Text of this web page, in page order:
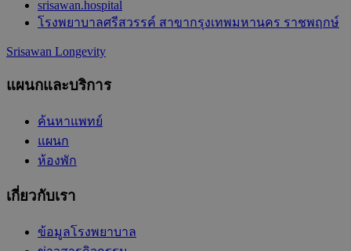
srisawan.hospital
โรงพยาบาลศรีสวรรค์ สาขากรุงเทพมหานคร ราชพฤกษ์
Srisawan Longevity
แผนกและบริการ
ค้นหาแพทย์
แผนก
ห้องพัก
เกี่ยวกับเรา
ข้อมูลโรงพยาบาล